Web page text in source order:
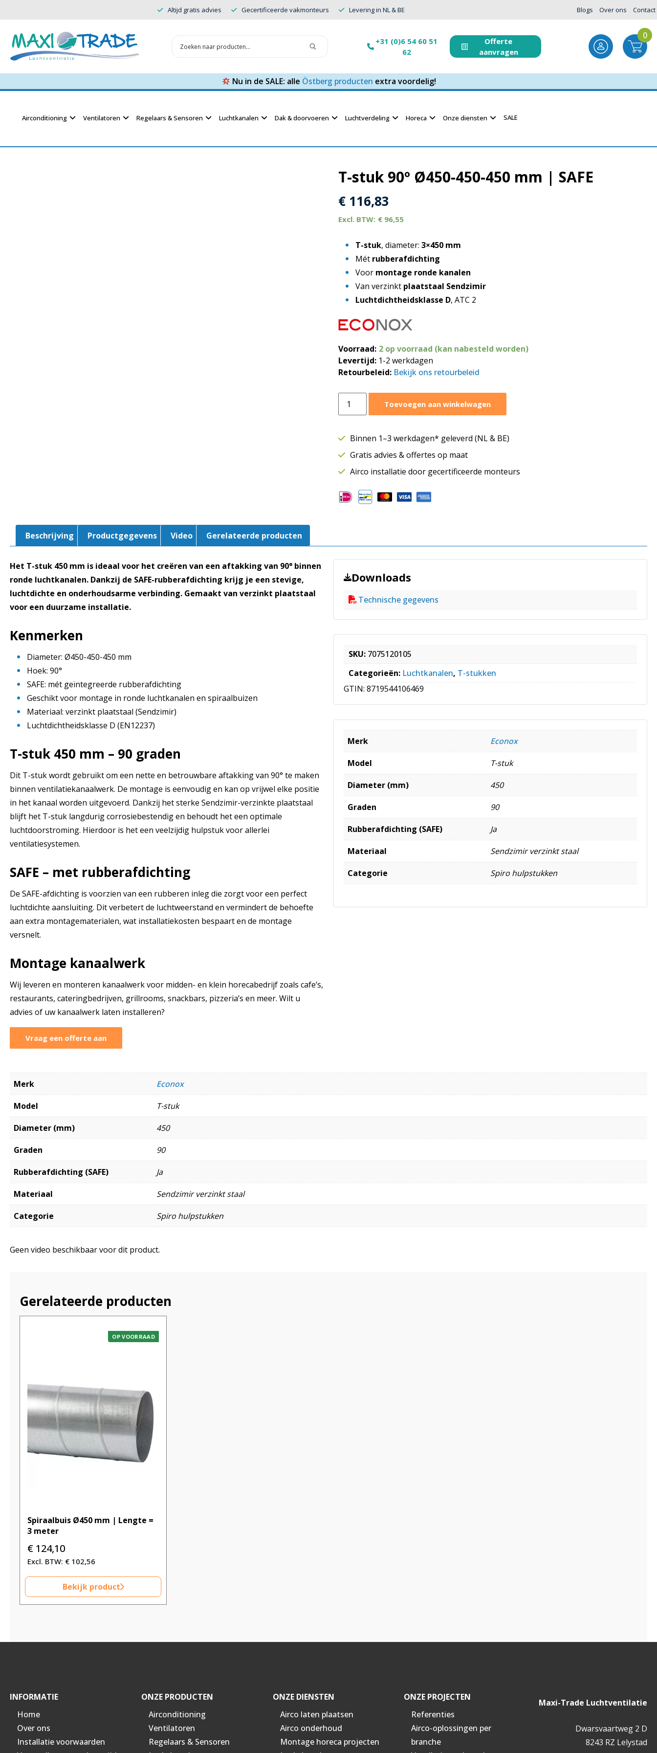
Altijd gratis advies Gecertificeerde vakmonteurs Levering in NL & BE Blogs Over ons Contact
+31 (0)6 54 60 51
62
Offerte
aanvragen
0
Nu in de SALE: alle Östberg producten extra voordelig!
Airconditioning Ventilatoren Regelaars & Sensoren Luchtkanalen Dak & doorvoeren Luchtverdeling Horeca Onze diensten SALE
T-stuk 90º Ø450-450-450 mm | SAFE
€ 116,83
€ 96,55
T-stuk, diameter: 3×450 mm
Mét rubberafdichting
Voor montage ronde kanalen
Van verzinkt plaatstaal Sendzimir
Luchtdichtheidsklasse D, ATC 2
Voorraad: 2 op voorraad (kan nabesteld worden)
Levertijd: 1-2 werkdagen
Retourbeleid: Bekijk ons retourbeleid
stuk
Ø450-
450
mm
SAFE
aantal
Toevoegen aan winkelwagen
Binnen 1–3 werkdagen* geleverd (NL & BE)
Gratis advies & offertes op maat
Airco installatie door gecertificeerde monteurs
Beschrijving Productgegevens Video Gerelateerde producten
Het T-stuk 450 mm is ideaal voor het creëren van een aftakking van 90° binnen
ronde luchtkanalen. Dankzij de SAFE-rubberafdichting krijg je een stevige,
luchtdichte en onderhoudsarme verbinding. Gemaakt van verzinkt plaatstaal
voor een duurzame installatie.
Kenmerken
Diameter: Ø450-450-450 mm
Hoek: 90°
SAFE: mét geïntegreerde rubberafdichting
Geschikt voor montage in ronde luchtkanalen en spiraalbuizen
Materiaal: verzinkt plaatstaal (Sendzimir)
Luchtdichtheidsklasse D (EN12237)
T-stuk 450 mm – 90 graden
Dit T-stuk wordt gebruikt om een nette en betrouwbare aftakking van 90° te maken
binnen ventilatiekanaalwerk. De montage is eenvoudig en kan op vrijwel elke positie
in het kanaal worden uitgevoerd. Dankzij het sterke Sendzimir-verzinkte plaatstaal
blijft het T-stuk langdurig corrosiebestendig en behoudt het een optimale
luchtdoorstroming. Hierdoor is het een veelzijdig hulpstuk voor allerlei
ventilatiesystemen.
SAFE – met rubberafdichting
De SAFE-afdichting is voorzien van een rubberen inleg die zorgt voor een perfect
luchtdichte aansluiting. Dit verbetert de luchtweerstand en vermindert de behoefte
aan extra montagematerialen, wat installatiekosten bespaart en de montage
versnelt.
Montage kanaalwerk
Wij leveren en monteren kanaalwerk voor midden- en klein horecabedrijf zoals cafe’s,
restaurants, cateringbedrijven, grillrooms, snackbars, pizzeria’s en meer. Wilt u
advies of uw kanaalwerk laten installeren?
Vraag een offerte aan
Downloads
Technische gegevens
SKU: 7075120105
Categorieën: Luchtkanalen, T-stukken
GTIN: 8719544106469
Merk Econox
Model T-stuk
Diameter (mm) 450
Graden 90
Rubberafdichting (SAFE) Ja
Materiaal Sendzimir verzinkt staal
Categorie Spiro hulpstukken
Merk Econox
Model T-stuk
Diameter (mm) 450
Graden 90
Rubberafdichting (SAFE) Ja
Materiaal Sendzimir verzinkt staal
Categorie Spiro hulpstukken
Geen video beschikbaar voor dit product.
Gerelateerde producten
OP VOORRAAD
Spiraalbuis Ø450 mm | Lengte =
3 meter
€ 124,10
€ 102,56
Bekijk product
INFORMATIE
Home
Over ons
Installatie voorwaarden
ONZE PRODUCTEN
Airconditioning
Ventilatoren
Regelaars & Sensoren
ONZE DIENSTEN
Airco laten plaatsen
Airco onderhoud
Montage horeca projecten
ONZE PROJECTEN
Referenties
Airco-oplossingen per
branche
Maxi-Trade Luchtventilatie
Dwarsvaartweg 2 D
8243 RZ Lelystad